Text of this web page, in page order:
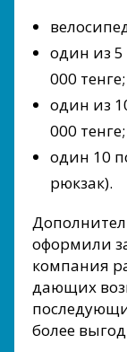
один из
000 тенге;
один из
000 тенге;
один 10
рюкзак).
оформили
компания
дающих
более